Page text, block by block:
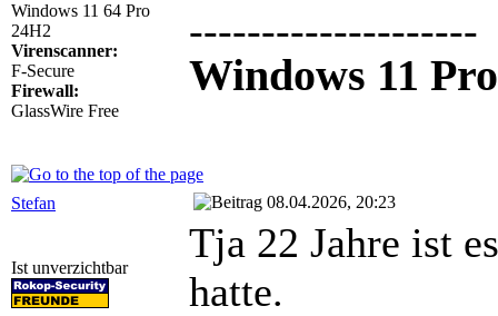
Windows 11 64 Pro
24H2
Virenscanner:
F-Secure
Firewall:
GlassWire Free
--------------------
Windows 11
Stefan 08.04.2026, 20:23
Ist unverzichtbar
Tja 22 Jahre ist
hatte.